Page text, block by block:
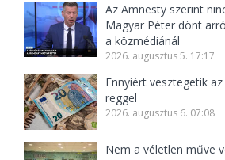
Az Amnesty szerint
Magyar Péter dönt
a közmédiánál
2026. augusztus 5. 17:17
Ennyiért vesztegetik
reggel
2026. augusztus 6. 07:08
Nem a véletlen műve